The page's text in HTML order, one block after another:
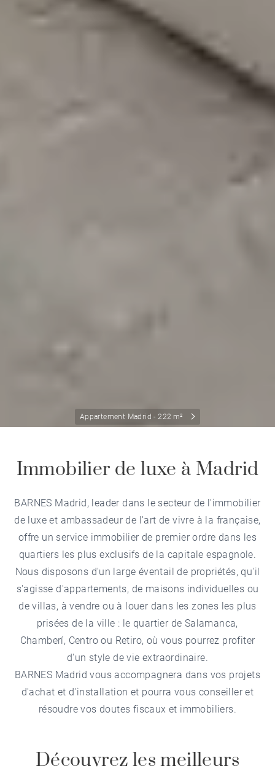
Appartement Madrid - 222 m²
Immobilier de luxe à Madrid
BARNES Madrid, leader dans le secteur de l'immobilier
de luxe et ambassadeur de l'art de vivre à la française,
offre un service immobilier de premier ordre dans les
quartiers les plus exclusifs de la capitale espagnole.
Nous disposons d'un large éventail de propriétés, qu'il
s'agisse d'appartements, de maisons individuelles ou
de villas, à vendre ou à louer dans les zones les plus
prisées de la ville : le quartier de Salamanca,
Chamberí, Centro ou Retiro, où vous pourrez profiter
d'un style de vie extraordinaire.
BARNES Madrid vous accompagnera dans vos projets
d'achat et d'installation et pourra vous conseiller et
résoudre vos doutes fiscaux et immobiliers.
Découvrez les meilleurs